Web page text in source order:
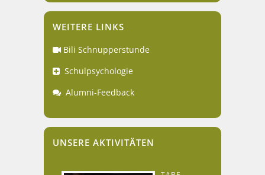
WEITERE LINKS
Bili Schnupperstunde
Schulpsychologie
Alumni-Feedback
UNSERE AKTIVITÄTEN